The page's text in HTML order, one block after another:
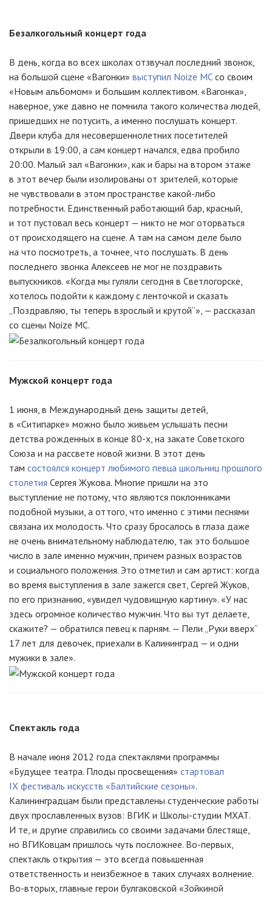
Безалкогольный концерт года
В день, когда во всех школах отзвучал последний звонок,
на большой сцене «Вагонки» выступил Noize MC со своим
«Новым альбомом» и большим коллективом. «Вагонка»,
наверное, уже давно не помнила такого количества людей,
пришедших не потусить, а именно послушать концерт.
Двери клуба для несовершеннолетних посетителей
открыли в 19:00, а сам концерт начался, едва пробило
20:00. Малый зал «Вагонки», как и бары на втором этаже
в этот вечер были изолированы от зрителей, которые
не чувствовали в этом пространстве какой-либо
потребности. Единственный работающий бар, красный,
и тот пустовал весь концерт — никто не мог оторваться
от происходящего на сцене. А там на самом деле было
на что посмотреть, а точнее, что послушать. В день
последнего звонка Алексеев не мог не поздравить
выпускников. «Когда мы гуляли сегодня в Светлогорске,
хотелось подойти к каждому с ленточкой и сказать
„Поздравляю, ты теперь взрослый и крутой“», — рассказал
со сцены Noize MC.
Мужской концерт года
1 июня, в Международный день защиты детей,
в «Ситипарке» можно было живьем услышать песни
детства рожденных в конце 80-х, на закате Советского
Союза и на рассвете новой жизни. В этот день
там состоялся концерт любимого певца школьниц прошлого
столетия Сергея Жукова. Многие пришли на это
выступление не потому, что являются поклонниками
подобной музыки, а оттого, что именно с этими песнями
связана их молодость. Что сразу бросалось в глаза даже
не очень внимательному наблюдателю, так это большое
число в зале именно мужчин, причем разных возрастов
и социального положения. Это отметил и сам артист: когда
во время выступления в зале зажегся свет, Сергей Жуков,
по его признанию, «увидел чудовищную картину». «У нас
здесь огромное количество мужчин. Что вы тут делаете,
скажите? — обратился певец к парням. — Пели „Руки вверх“
17 лет для девочек, приехали в Калининград — и одни
мужики в зале».
Спектакль года
В начале июня 2012 года спектаклями программы
«Будущее театра. Плоды просвещения» стартовал
IX фестиваль искусств «Балтийские сезоны».
Калининградцам были представлены студенческие работы
двух прославленных вузов: ВГИК и Школы-студии МХАТ.
И те, и другие справились со своими задачами блестяще,
но ВГИКовцам пришлось чуть посложнее. Во-первых,
спектакль открытия — это всегда повышенная
ответственность и неизбежное в таких случаях волнение.
Во-вторых, главные герои булгаковской «Зойкиной